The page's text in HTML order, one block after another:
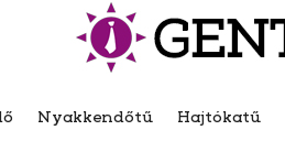
Nyakkendőtű Hajtókatű